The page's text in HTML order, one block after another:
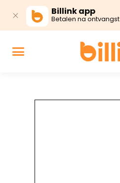
Billink app
Betalen na ontvangst